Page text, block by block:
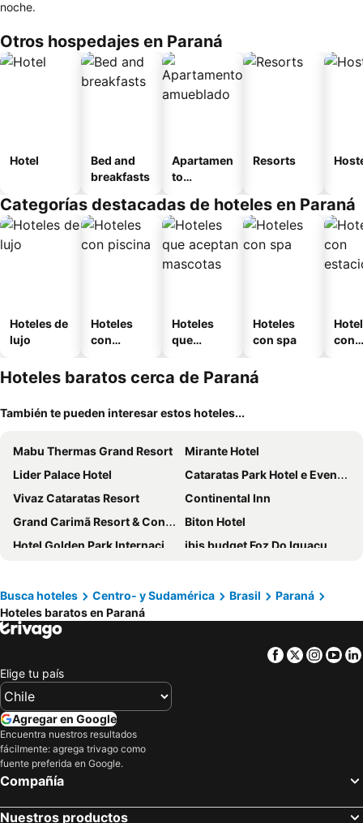
noche.
Otros hospedajes en Paraná
Hotel
Bed and
breakfasts
Apartamen
to
o
Resorts
Categorías destacadas de hoteles en Paraná
Hoteles de
lujo
Hoteles
con
Hoteles
que
mascotas
Hoteles
con spa
con
Hoteles baratos cerca de Paraná
También te pueden interesar estos hoteles...
Mabu Thermas Grand Resort
Mirante Hotel
Lider Palace Hotel
Cataratas Park Hotel e Eventos
Vivaz Cataratas Resort
Continental Inn
Grand Carimã Resort & Convention Center
Biton Hotel
Hotel Golden Park Internacional Foz & Convenções By Nacional Inn
ibis budget Foz Do Iguacu
Rede Andrade Vivaldi
Hotel Bella Italia
Nadai Confort Hotel e Spa
Taroba Hotel
Iguassu Flats Hotel
Foz Plaza Hotel
Hotel Colonial Iguaçu
Interludium Iguassu Convention Hotel
Hotel Monalisa
Bogari Hotel
Hotel Foz do Iguaçu
JL Hotel by Bourbon
Busca hoteles Centro- y Sudamérica Brasil
Paraná
Hoteles baratos en Paraná
Facebook
Twitter
Elige tu país
Agregar en Google
Encuentra nuestros resultados
fácilmente: agrega trivago como
fuente preferida en Google.
Compañía
Nuestros productos